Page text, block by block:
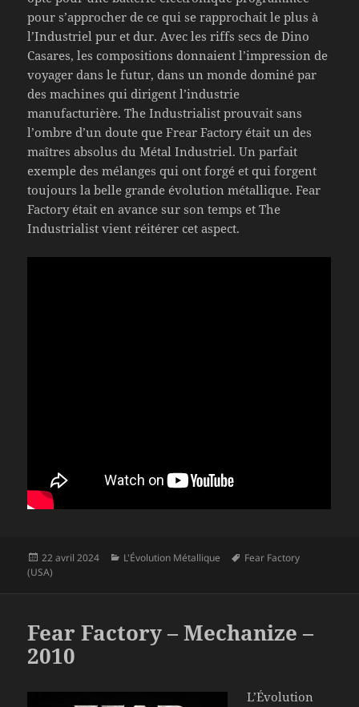
pour s’approcher de ce qui se rapprochait le plus à
l’Industriel pur et dur. Avec les riffs secs de Dino
Casares, les compositions donnaient l’impression de
voyager dans le futur, dans un monde dominé par
des machines qui dirigent l’industrie
manufacturière. The Industrialist prouvait sans
l’ombre d’un doute que Frear Factory était un des
maîtres absolus du Métal Industriel. Un parfait
exemple des mélanges qui ont forgé et qui forgent
toujours la belle grande évolution métallique. Fear
Factory était en avance sur son temps et The
Industrialist vient réitérer cet aspect.
Publié
le
22 avril 2024 Catégories
L'Évolution Métallique
Mots-
Fear Factory
(USA)
Fear Factory – Mechanize –
2010
L’Évolution